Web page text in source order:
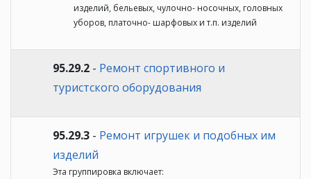
изделий, бельевых, чулочно- носочных, головных
уборов, платочно- шарфовых и т.п. изделий
95.29.2 - Ремонт спортивного и
туристского оборудования
95.29.3 - Ремонт игрушек и подобных им
изделий
Эта группировка включает: